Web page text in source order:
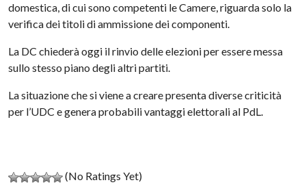
domestica, di cui sono competenti le Camere, riguarda solo la
verifica dei titoli di ammissione dei componenti.
La DC chiederà oggi il rinvio delle elezioni per essere messa
sullo stesso pianodeglialtri partiti.
La situazione che si viene a creare presenta diverse criticità
per l’UDC e genera probabili vantaggi elettorali al PdL.
(No Ratings Yet)